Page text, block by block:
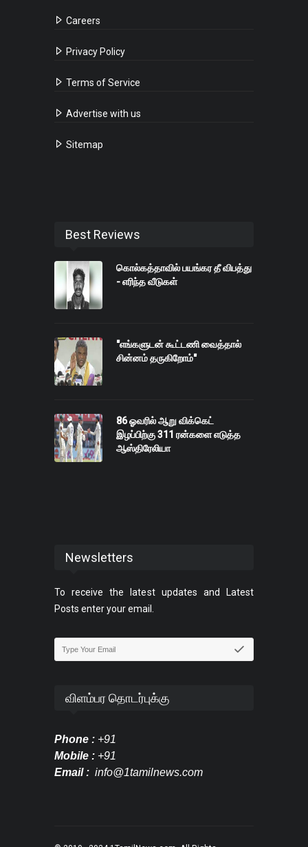
Careers
Privacy Policy
Terms of Service
Advertise with us
Sitemap
Best Reviews
கொல்கத்தாவில் பயங்கர தீ விபத்து
- எரிந்த வீடுகள்
"எங்களுடன் கூட்டணி வைத்தால்
சின்னம் தருகிறோம்"
86 ஓவரில் ஆறு விக்கெட்
இழப்பிற்கு 311 ரன்களை எடுத்த
ஆஸ்திரேலியா
Newsletters
To receive the latest updates and Latest
Posts enter your email.
விளம்பர தொடர்புக்கு
Phone : +91
Mobile : +91
Email : info@1tamilnews.com